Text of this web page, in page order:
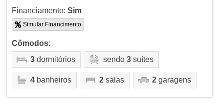
Financiamento: Sim
Simular Financimento
Cômodos:
3dormitórios sendo 3suítes
4banheiros 2salas 2garagens